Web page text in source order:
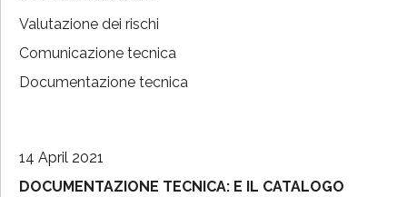
Valutazione dei rischi
Comunicazione tecnica
Documentazione tecnica
14 April 2021
DOCUMENTAZIONE TECNICA: E IL CATALOGO